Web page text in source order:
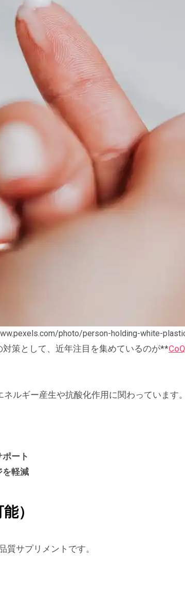
photo/person-holding-white-
対策として、近年注目を集めているのが**
ルギー産生や抗酸化作用に関わっていま
ート
を軽減
）
サプリメントです。